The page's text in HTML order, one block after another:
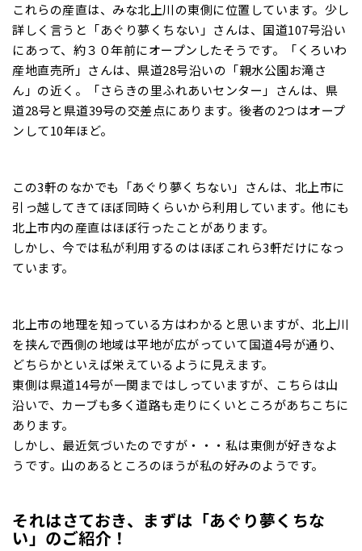
これらの産直は、みな北上川の東側に位置しています。少し
詳しく言うと「あぐり夢くちない」さんは、国道107号沿い
にあって、約３０年前にオープンしたそうです。「くろいわ
産地直売所」さんは、県道28号沿いの「親水公園お滝さ
ん」の近く。「さらきの里ふれあいセンター」さんは、県
道28号と県道39号の交差点にあります。後者の2つはオープ
ンして10年ほど。
この3軒のなかでも「あぐり夢くちない」さんは、北上市に
引っ越してきてほぼ同時くらいから利用しています。他にも
北上市内の産直はほぼ行ったことがあります。
しかし、今では私が利用するのはほぼこれら3軒だけになっ
ています。
北上市の地理を知っている方はわかると思いますが、北上川
を挟んで西側の地域は平地が広がっていて国道4号が通り、
どちらかといえば栄えているように見えます。
東側は県道14号が一関まではしっていますが、こちらは山
沿いで、カーブも多く道路も走りにくいところがあちこちに
あります。
しかし、最近気づいたのですが・・・私は東側が好きなよ
うです。山のあるところのほうが私の好みのようです。
それはさておき、まずは「あぐり夢くちな
い」のご紹介！